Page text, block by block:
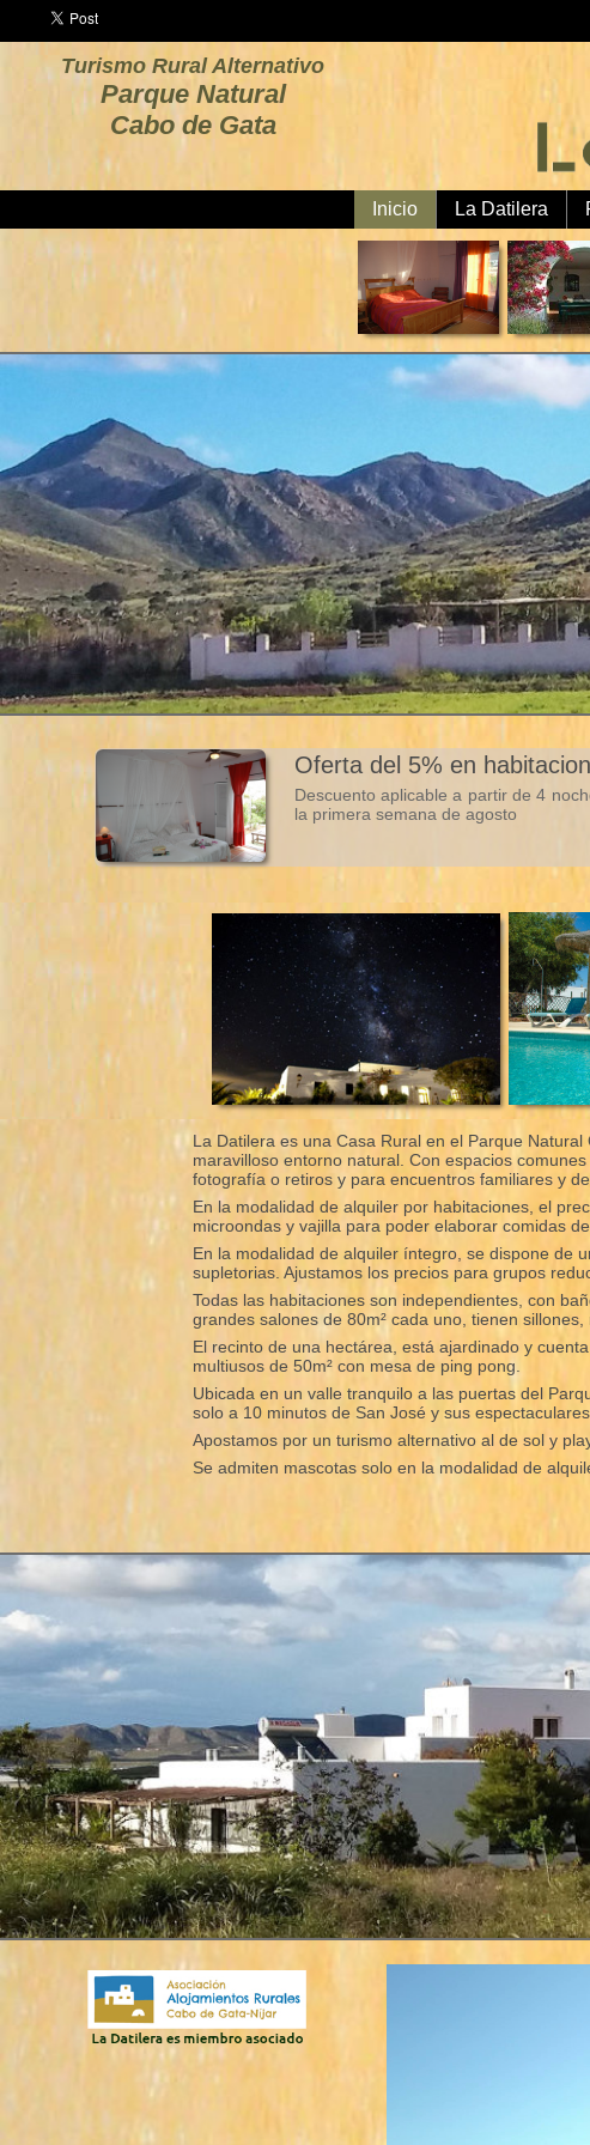
Turismo Rural Alternativo
Parque Natural
Cabo de Gata
Inicio La Datilera
Oferta del 5% en
Descuento aplicable a partir de 4
la primera semana de agosto
La Datilera es una Casa Rural en el Parque
maravilloso entorno natural. Con espacios
fotografía o retiros y para encuentros familiares y
En la modalidad de alquiler por habitaciones, el
microondas y vajilla para poder elaborar comidas
En la modalidad de alquiler íntegro, se dispone de
supletorias. Ajustamos los precios para grupos
Todas las habitaciones son independientes, con
grandes salones de 80m² cada uno, tienen
El recinto de una hectárea, está ajardinado y
multiusos de 50m² con mesa de ping pong.
Ubicada en un valle tranquilo a las puertas del
solo a 10 minutos de San José y sus
Apostamos por un turismo alternativo al de sol y
Se admiten mascotas solo en la modalidad de